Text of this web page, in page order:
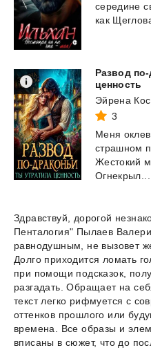
середине
как
Развод
ценность
Эйрена
3
Меня
страшном
Жестокий
Огнекрыл...
Здравствуй, дорогой
Пенталогия" Пылаев
равнодушным, не вызовет
Долго приходится ломать
при помощи подсказок,
разгадать. Обращает на
текст легко рифмуется с
оттенков прошлого или
времена. Все образы и
вписаны в сюжет, что до